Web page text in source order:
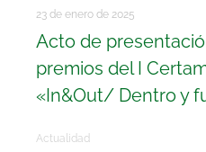
23 de enero de 2025
Acto de
premios del I
«In&Out/ Dentro y
Actualidad